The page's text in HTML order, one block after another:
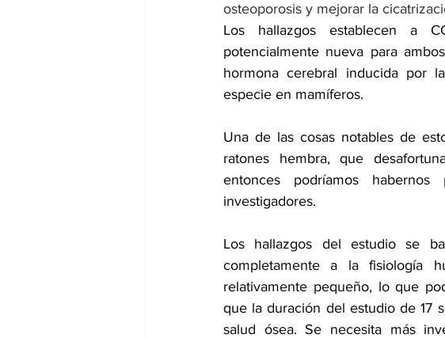
osteoporosis y mejorar la
Los hallazgos establecen a
potencialmente nueva para
hormona cerebral inducida por
especie en mamíferos.
Una de las cosas notables de
ratones hembra, que
entonces podríamos
investigadores.
Los hallazgos del estudio se
completamente a la fisiología
relativamente pequeño, lo que
que la duración del estudio de 17
salud ósea. Se necesita más